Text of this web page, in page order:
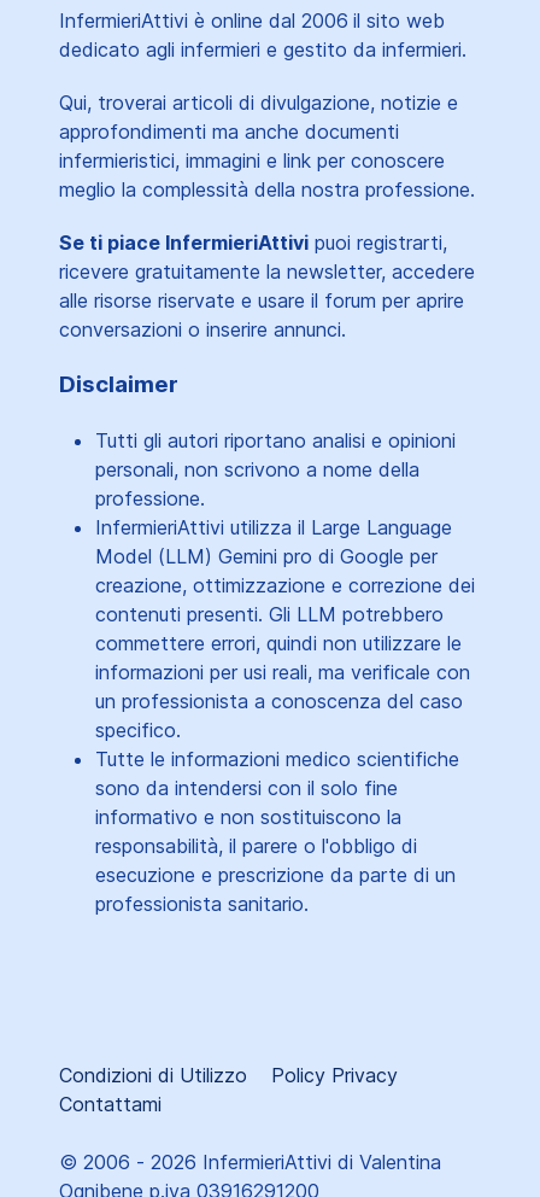
InfermieriAttivi è online dal 2006 il sito web
dedicato agli infermieri e gestito da infermieri.
Qui, troverai articoli di divulgazione, notizie e
approfondimenti ma anche documenti
infermieristici, immagini e link per conoscere
meglio la complessità della nostra professione.
Se ti piace InfermieriAttivi puoi registrarti,
ricevere gratuitamente la newsletter, accedere
alle risorse riservate e usare il forum per aprire
conversazioni o inserire annunci.
Disclaimer
Tutti gli autori riportano analisi e opinioni
personali, non scrivono a nome della
professione.
InfermieriAttivi utilizza il Large Language
Model (LLM) Gemini pro di Google per
creazione, ottimizzazione e correzione dei
contenuti presenti. Gli LLM potrebbero
commettere errori, quindi non utilizzare le
informazioni per usi reali, ma verificale con
un professionista a conoscenza del caso
specifico.
Tutte le informazioni medico scientifiche
sono da intendersi con il solo fine
informativo e non sostituiscono la
responsabilità, il parere o l'obbligo di
esecuzione e prescrizione da parte di un
professionista sanitario.
Condizioni di Utilizzo
Policy Privacy
Contattami
© 2006 - 2026 InfermieriAttivi di Valentina
Ognibene p.iva 03916291200